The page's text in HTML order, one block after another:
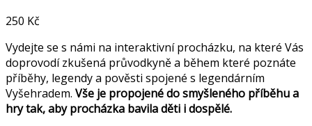
250 Kč
Vydejte se s námi na interaktivní procházku, na které Vás
doprovodí zkušená průvodkyně a během které poznáte
příběhy, legendy a pověsti spojené s legendárním
Vyšehradem. Vše je propojené do smyšleného příběhu a
hry tak, aby procházka bavila děti i dospělé.